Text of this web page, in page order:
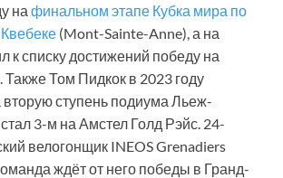
на финальном этапе Кубка мира по
(Mont-Sainte-Anne), а на
к списку достижений победу на
Том Пидкок в 2023 году
ступень подиума Льеж-
3-м на Амстел Голд Рэйс. 24-
велогонщик INEOS Grenadiers
ждёт от него победы в Гранд-